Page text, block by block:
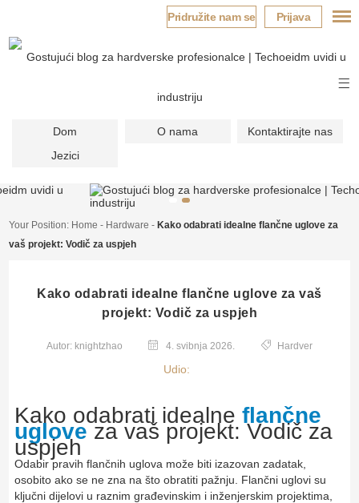
Prijava
Pridružite nam se
Dom O nama
Kontaktirajte nas
Jezici
Your Position: Home - Hardware - Kako odabrati idealne flančne uglove za
vaš projekt: Vodič za uspjeh
Kako odabrati idealne flančne uglove za vaš
projekt: Vodič za uspjeh
Autor: knightzhao 4. svibnja 2026. Hardver
Udio:
Kako odabrati idealneflančne
ugloveza vaš projekt: Vodič za
uspjeh
Odabir pravih flančnih uglova može biti izazovan zadatak,
osobito ako se ne zna na što obratiti pažnju. Flančni uglovi su
ključni dijelovi u raznim građevinskim i inženjerskim projektima,